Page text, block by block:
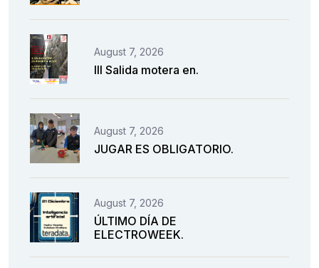
August 7, 2026
III Salida motera en.
August 7, 2026
JUGAR ES OBLIGATORIO.
August 7, 2026
ÚLTIMO DÍA DE
ELECTROWEEK.